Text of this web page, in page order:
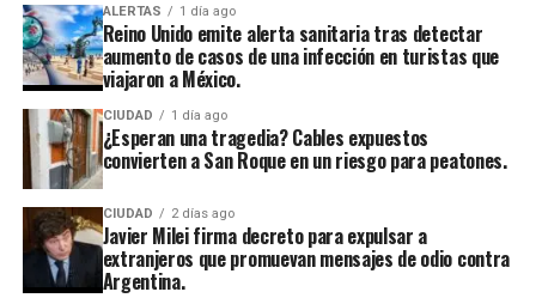
ALERTAS 1 día ago
Reino Unido emite alerta sanitaria tras detectar
aumento de casos de una infección en turistas que
viajaron a México.
CIUDAD 1 día ago
¿Esperan una tragedia? Cables expuestos
convierten a San Roque en un riesgo para peatones.
CIUDAD 2 días ago
Javier Milei firma decreto para expulsar a
extranjeros que promuevan mensajes de odio contra
Argentina.